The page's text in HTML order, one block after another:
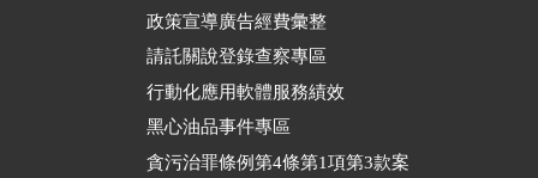
政策宣導廣告經費彙整
請託關說登錄查察專區
行動化應用軟體服務績效
黑心油品事件專區
貪污治罪條例第4條第1項第3款案